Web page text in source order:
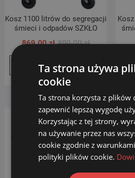
Kosz 1100 litrów do segregacji
śmieci i odpadów SZKŁO
899.00złPierwotna
wynosiła:
869.00zł
Aktualna
wynosi:
Dodaj do koszyka
Ta strona używa
cookie
Ta strona korzysta z plików
zapewnić lepszą wygodę
Korzystając z tej strony,
na używanie przez nas
cookie zgodnie z
polityki plików cookie.